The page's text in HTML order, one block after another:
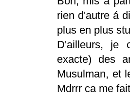
rien d'autre á
plus en plus
D'ailleurs, je
exacte) des
Musulman, et
Mdrrr ca me